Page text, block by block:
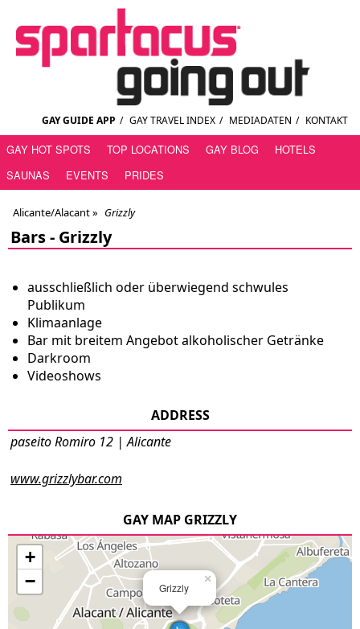
GAY GUIDE APP / GAY TRAVEL INDEX / MEDIADATEN / KONTAKT
GAY HOT SPOTS TOP LOCATIONS GAY BLOG
HOTELS
SAUNAS
EVENTS PRIDES
Alicante/Alacant» Grizzly
Bars - Grizzly
ausschließlich oder überwiegend schwules
Publikum
Klimaanlage
Bar mit breitem Angebot alkoholischer Getränke
Darkroom
Videoshows
ADDRESS
paseito Romiro 12 | Alicante
www.grizzlybar.com
GAY MAP GRIZZLY
Grizzly
×
+
−